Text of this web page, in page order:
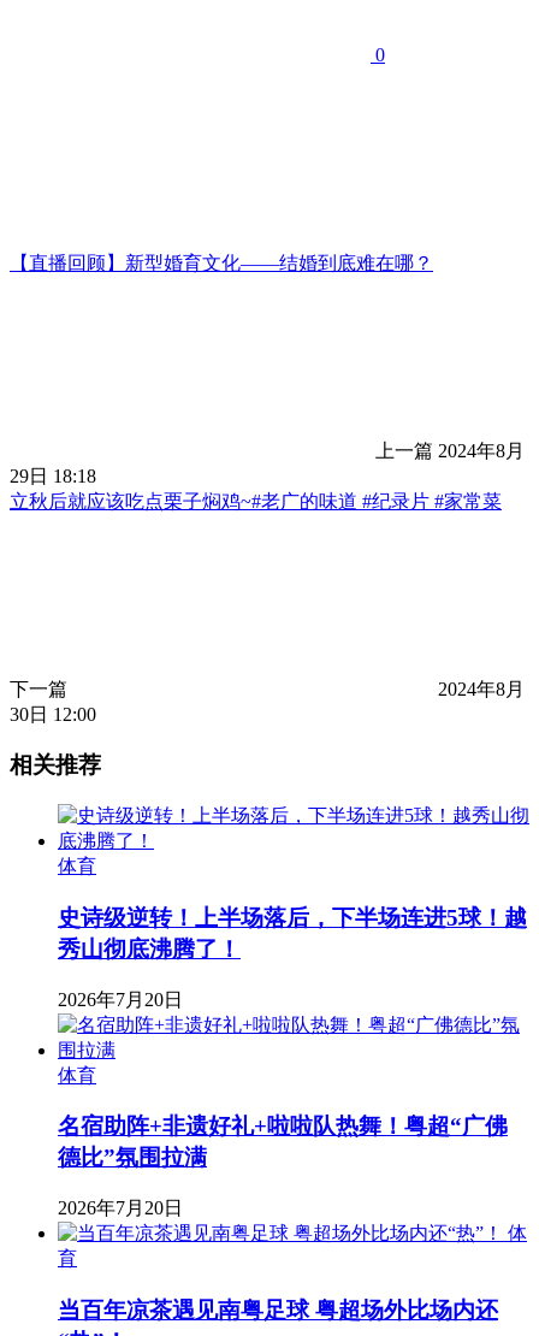
0
【直播回顾】新型婚育文化——结婚到底难在哪？
上一篇 2024年8月
29日 18:18
立秋后就应该吃点栗子焖鸡~#老广的味道 #纪录片 #家常菜
下一篇
2024年8月
30日 12:00
相关推荐
体育
史诗级逆转！上半场落后，下半场连进5球！越
秀山彻底沸腾了！
2026年7月20日
体育
名宿助阵+非遗好礼+啦啦队热舞！粤超“广佛
德比”氛围拉满
2026年7月20日
体
育
当百年凉茶遇见南粤足球 粤超场外比场内还